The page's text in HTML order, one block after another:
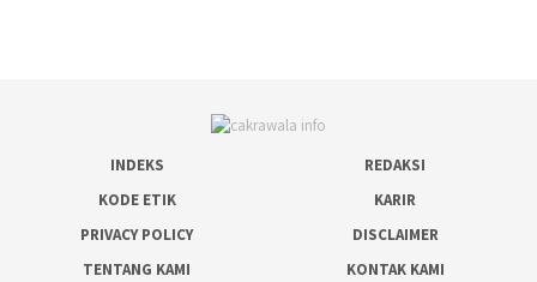
INDEKS
REDAKSI
KODE ETIK
KARIR
PRIVACY POLICY
DISCLAIMER
TENTANG KAMI
KONTAK KAMI